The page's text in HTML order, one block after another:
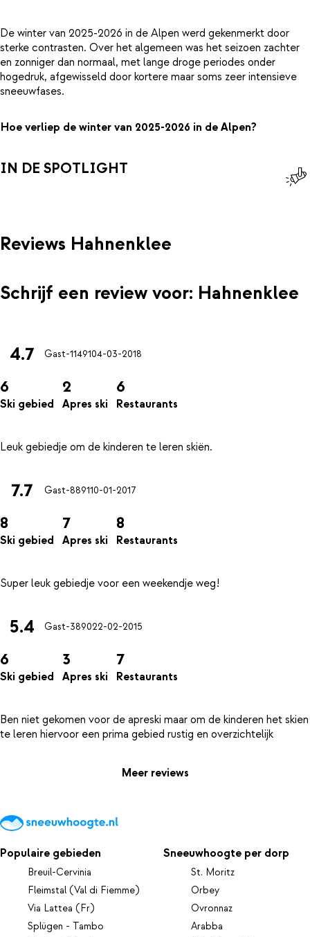
De winter van 2025-2026 in de Alpen werd gekenmerkt door
sterke contrasten. Over het algemeen was het seizoen zachter
en zonniger dan normaal, met lange droge periodes onder
hogedruk, afgewisseld door kortere maar soms zeer intensieve
sneeuwfases.
Hoe verliep de winter van 2025-2026 in de Alpen?
IN DE SPOTLIGHT
Reviews Hahnenklee
Schrijf een review voor: Hahnenklee
4.7 Gast-1149104-03-2018
6
Ski gebied
2
Apres ski
6
Restaurants
7.7 Gast-889110-01-2017
8
Ski gebied
7
Apres ski
8
Restaurants
5.4 Gast-389022-02-2015
6
Ski gebied
3
Apres ski
7
Restaurants
Ben niet gekomen voor de apreski maar om de kinderen het skien
Meer reviews
Populaire gebieden
Breuil-Cervinia
Fleimstal (Val di Fiemme)
Via Lattea (Fr)
Splügen - Tambo
Sneeuwhoogte per dorp
St. Moritz
Orbey
Ovronnaz
Arabba